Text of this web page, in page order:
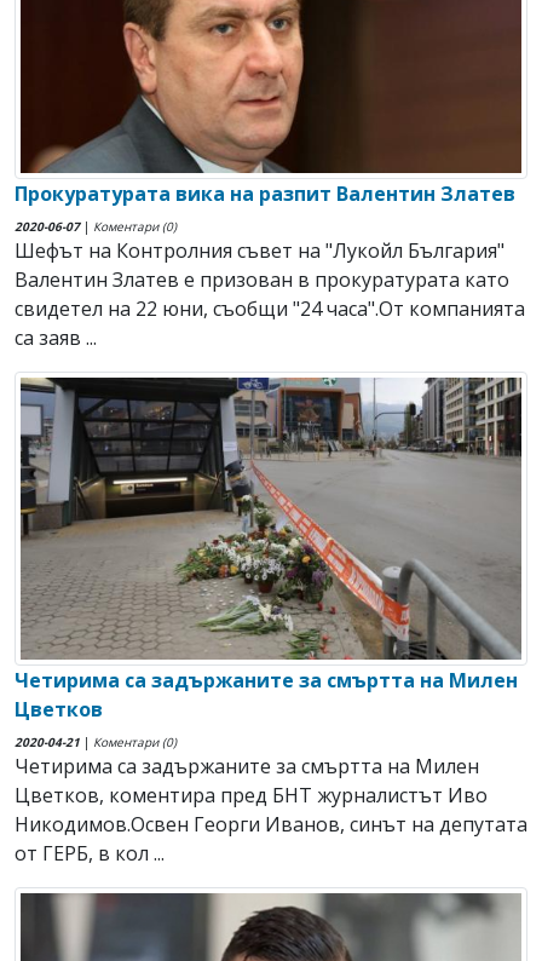
Прокуратурата вика на разпит Валентин Златев
2020-06-07| Коментари (0)
Шефът на Контролния съвет на "Лукойл България"
Валентин Златев е призован в прокуратурата като
свидетел на 22 юни, съобщи "24 часа".От компанията
са заяв ...
Четирима са задържаните за смъртта на Милен
Цветков
2020-04-21 | Коментари (0)
Четирима са задържаните за смъртта на Милен
Цветков, коментира пред БНТ журналистът Иво
Никодимов.Освен Георги Иванов, синът на депутата
от ГЕРБ, в кол ...